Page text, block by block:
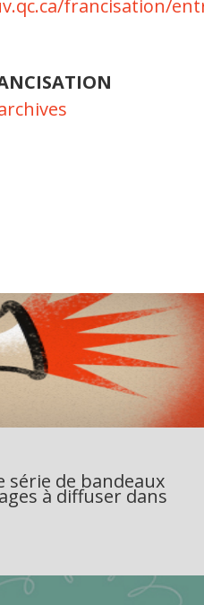
francisation/
série de bandeaux
à diffuser dans